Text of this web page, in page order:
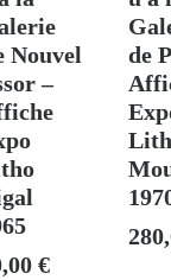
Nouvel
–
€
de